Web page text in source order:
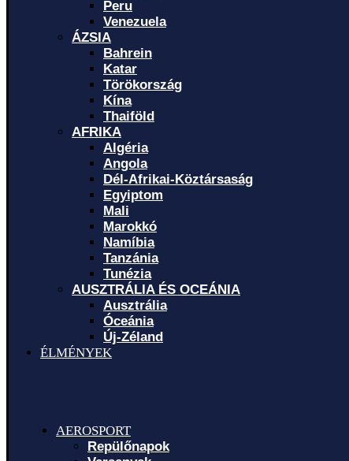
Peru
Venezuela
ÁZSIA
Bahrein
Katar
Törökország
Kína
Thaiföld
AFRIKA
Algéria
Angola
Dél-Afrikai-Köztársaság
Egyiptom
Mali
Marokkó
Namíbia
Tanzánia
Tunézia
AUSZTRÁLIA ÉS OCEÁNIA
Ausztrália
Óceánia
Új-Zéland
ÉLMÉNYEK
AEROSPORT
Repülőnapok